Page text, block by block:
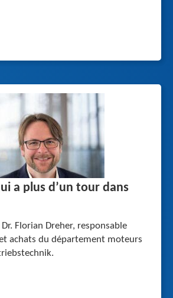
a plus d’un tour dans
Florian Dreher, responsable
achats du département moteurs